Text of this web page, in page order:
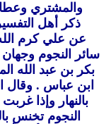
والمشتري
ذكر أهل
عن علي كرم
سائر النجوم
بكر بن عبد الله
ابن عباس . وقال
بالنهار وإذا
النجوم تخنس